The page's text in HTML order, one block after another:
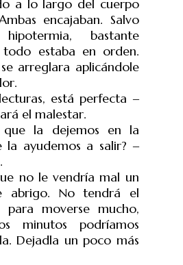
a lo largo del cuerpo
encajaban. Salvo
bastante
todo estaba en orden.
arreglara aplicándole
está perfecta‒
el malestar.
que la dejemos en la
la ayudemos a salir?‒
no le vendría mal un
abrigo. No tendrá el
moverse mucho,
minutos podríamos
Dejadla un poco más